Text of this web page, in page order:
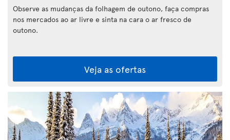
Observe as mudanças da folhagem de outono, faça compras
nos mercados ao ar livre e sinta na cara o ar fresco de
outono.
Veja as ofertas